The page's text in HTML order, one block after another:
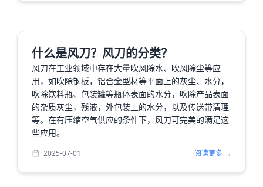
​什么是风刀？风刀的分类？
风刀在工业领域中存在大量吹风除水、吹风除尘等应
用，如吹除钢板，铝合金型材等平面上的灰尘、水分，
吹除饮料瓶、包装罐等瓶体表面的水分，吹除产品表面
的杂质灰尘，残液，外包装上的水分，以及传送带清理
等。在有压缩空气供应的条件下，风刀可完美的满足这
些应用。
2025-07-01 阅读更多 →